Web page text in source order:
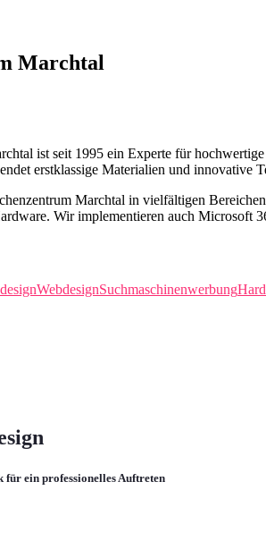
Marchtal
ist seit 1995 ein Experte für
erstklassige Materialien und innovative
Marchtal in vielfältigen
Wir implementieren auch Microsoft
WebdesignSuchmaschinenwerbung
ein professionelles Auftreten